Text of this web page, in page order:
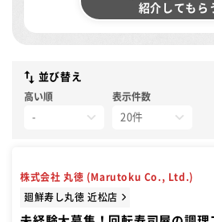
紹介してもら
並び替え
高い順 表示件数
株式会社 丸徳 (Marutoku Co., Ltd.)
廻鮮寿し丸徳 近松店